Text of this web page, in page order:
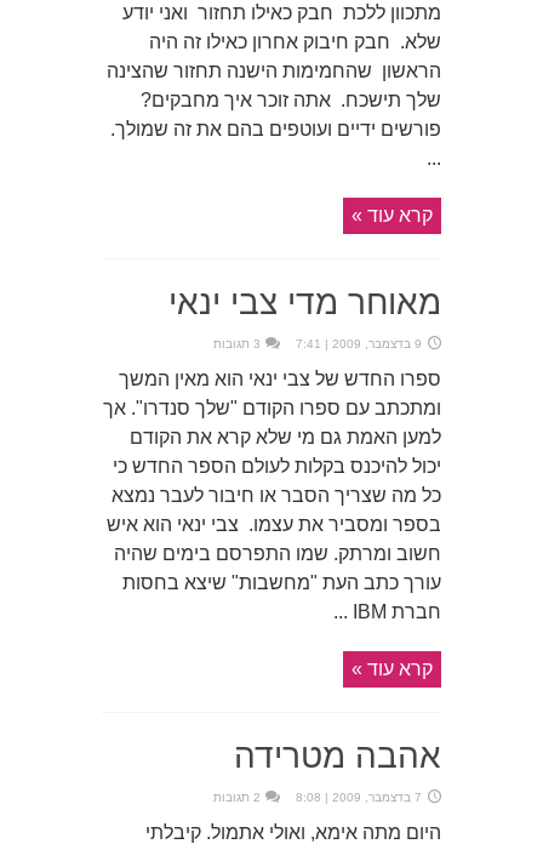
מתכוון ללכת חבק כאילו תחזור ואני יודע
שלא. חבק חיבוק אחרון כאילו זה היה
הראשון שהחמימות הישנה תחזור שהצינה
שלך תישכח. אתה זוכר איך מחבקים?
פורשים ידיים ועוטפים בהם את זה שמולך.
...
קרא עוד »
מאוחר מדי צבי ינאי
9 בדצמבר, 2009 | 7:41 3 תגובות
ספרו החדש של צבי ינאי הוא מאין המשך
ומתכתב עם ספרו הקודם "שלך סנדרו". אך
למען האמת גם מי שלא קרא את הקודם
יכול להיכנס בקלות לעולם הספר החדש כי
כל מה שצריך הסבר או חיבור לעבר נמצא
בספר ומסביר את עצמו. צבי ינאי הוא איש
חשוב ומרתק. שמו התפרסם בימים שהיה
עורך כתב העת "מחשבות" שיצא בחסות
חברת IBM ...
קרא עוד »
אהבה מטרידה
7 בדצמבר, 2009 | 8:08 2 תגובות
היום מתה אימא, ואולי אתמול. קיבלתי